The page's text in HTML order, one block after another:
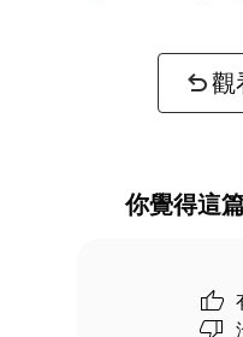
觀
你覺得這